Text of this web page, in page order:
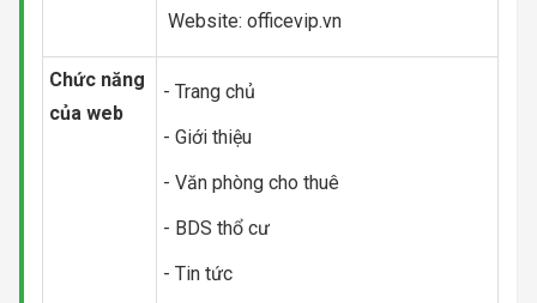
Website: officevip.vn
Chức năng
của web
- Trang chủ
- Giới thiệu
- Văn phòng cho thuê
- BDS thổ cư
- Tin tức